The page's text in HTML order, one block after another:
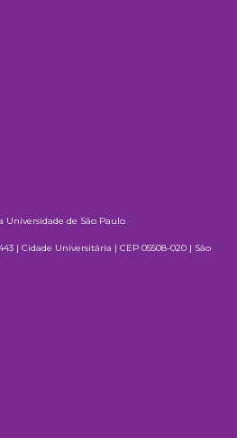
Universidade de São Paulo
| Cidade Universitária | CEP 05508-020 | São